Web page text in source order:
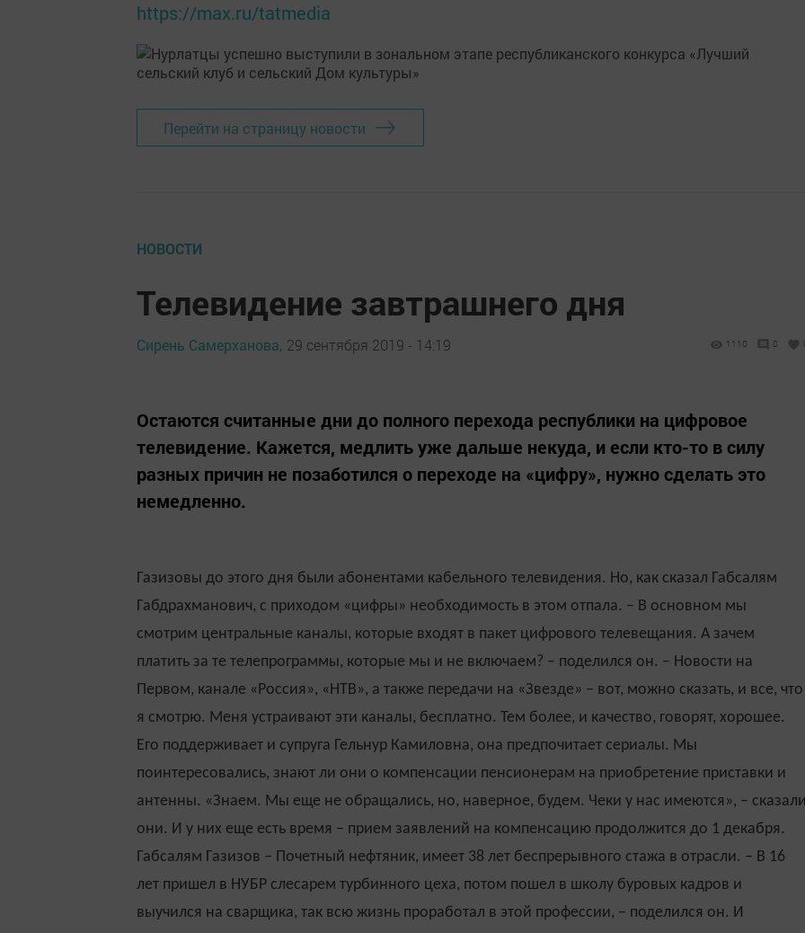
https://max.ru/tatmedia
Перейти на страницу новости
НОВОСТИ
Телевидение завтрашнего дня
Сирень Самерханова, 29 сентября 2019 - 14:19 1110 0
Остаются считанные дни до полного перехода республики на цифровое
телевидение. Кажется, медлить уже дальше некуда, и если кто-то в силу
разных причин не позаботился о переходе на «цифру», нужно сделать это
немедленно.
Газизовы до этого дня были абонентами кабельного телевидения. Но, как сказал Габсалям
Габдрахманович, с приходом «цифры» необходимость в этом отпала. – В основном мы
смотрим центральные каналы, которые входят в пакет цифрового телевещания. А зачем
платить за те телепрограммы, которые мы и не включаем? – поделился он. – Новости на
Первом, канале «Россия», «НТВ», а также передачи на «Звезде» – вот, можно сказать, и все, что
я смотрю. Меня устраивают эти каналы, бесплатно. Тем более, и качество, говорят, хорошее.
Его поддерживает и супруга Гельнур Камиловна, она предпочитает сериалы. Мы
поинтересовались, знают ли они о компенсации пенсионерам на приобретение приставки и
антенны. «Знаем. Мы еще не обращались, но, наверное, будем. Чеки у нас имеются», –
они. И у них еще есть время – прием заявлений на компенсацию продолжится до 1 декабря.
Габсалям Газизов – Почетный нефтяник, имеет 38 лет беспрерывного стажа в отрасли. – В 16
лет пришел в НУБР слесарем турбинного цеха, потом пошел в школу буровых кадров и
выучился на сварщика, так всю жизнь проработал в этой профессии, – поделился он. И